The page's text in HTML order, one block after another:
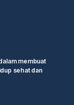
membuat
sehat dan